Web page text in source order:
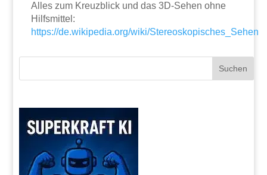
Alles zum Kreuzblick und das 3D-Sehen ohne
Hilfsmittel:
https://de.wikipedia.org/wiki/Stereoskopisches_Sehen